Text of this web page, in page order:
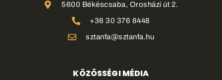
5600 Békéscsaba, Orosházi út 2.
+36 30 376 8448
sztanfa@sztanfa.hu
KÖZÖSSÉGI MÉDIA